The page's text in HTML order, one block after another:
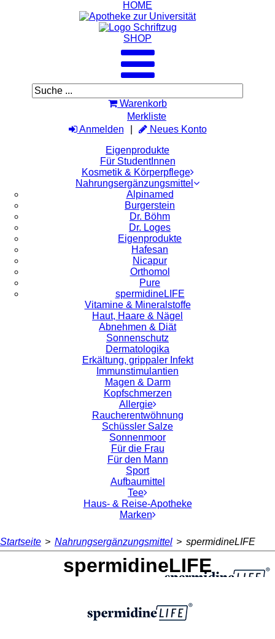
HOME
SHOP
Warenkorb
Merkliste
Anmelden
Neues Konto
Eigenprodukte
Für StudentInnen
Kosmetik & Körperpflege
Nahrungsergänzungsmittel
Alpinamed
Burgerstein
Dr. Böhm
Dr. Loges
Eigenprodukte
Hafesan
Nicapur
Orthomol
Pure
spermidineLIFE
Vitamine & Mineralstoffe
Haut, Haare & Nägel
Abnehmen & Diät
Sonnenschutz
Dermatologika
Erkältung, grippaler Infekt
Immunstimulantien
Magen & Darm
Kopfschmerzen
Allergie
Raucherentwöhnung
Schüssler Salze
Sonnenmoor
Für die Frau
Für den Mann
Sport
Aufbaumittel
Tee
Haus- & Reise-Apotheke
Marken
Startseite > Nahrungsergänzungsmittel > spermidineLIFE
spermidineLIFE